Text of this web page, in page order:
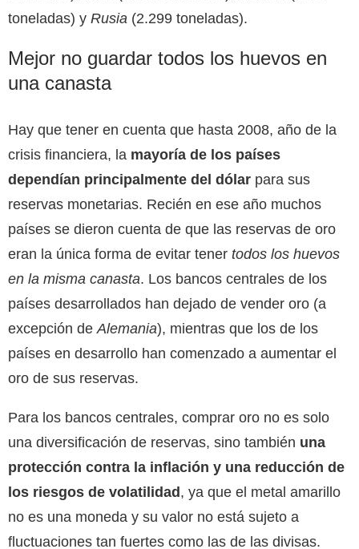
toneladas) y Rusia (2.299 toneladas).
Mejor no guardar todos los huevos en
una canasta
Hay que tener en cuenta que hasta 2008, año de la
crisis financiera, la mayoría de los países
dependían principalmente del dólar para sus
reservas monetarias. Recién en ese año muchos
países se dieron cuenta de que las reservas de oro
eran la única forma de evitar tener todos los huevos
en la misma canasta. Los bancos centrales de los
países desarrollados han dejado de vender oro (a
excepción de Alemania), mientras que los de los
países en desarrollo han comenzado a aumentar el
oro de sus reservas.
Para los bancos centrales, comprar oro no es solo
una diversificación de reservas, sino también una
protección contra la inflación y una reducción de
los riesgos de volatilidad, ya que el metal amarillo
no es una moneda y su valor no está sujeto a
fluctuaciones tan fuertes como las de las divisas.